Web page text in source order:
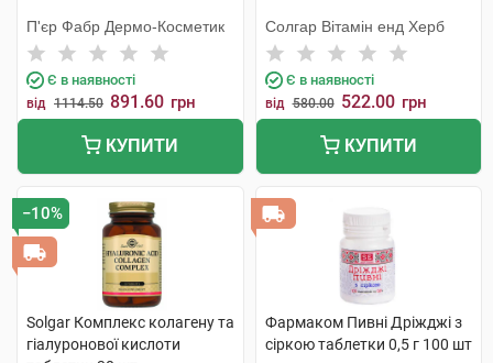
П'єр Фабр Дермо-Косметик
Є в наявності
від 1114.50 891.60 грн
КУПИТИ
Солгар Вітамін енд Херб
Є в наявності
від 580.00 522.00 грн
КУПИТИ
−10%
Solgar Комплекс колагену та
гіалуронової кислоти
Фармаком Пивні Дріжджі з
сіркою таблетки 0,5 г 100 шт